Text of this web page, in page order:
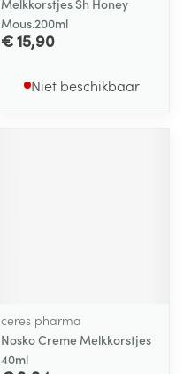
Melkkorstjes Sh Honey
Mous.200ml
€ 15,90
Niet beschikbaar
ceres pharma
Nosko Creme Melkkorstjes
40ml